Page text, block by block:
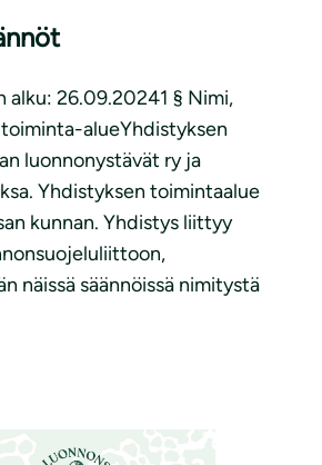
alku: 26.09.20241 § Nimi,
alueYhdistyksen
luonnonystävät ry ja
Yhdistyksen toimintaalue
kunnan. Yhdistys liittyy
näissä säännöissä nimitystä